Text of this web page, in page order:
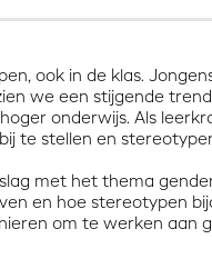
ook in de klas.
we een stijgende
onderwijs. Als
te stellen en
met het thema
en hoe stereotypen
om te werken aan